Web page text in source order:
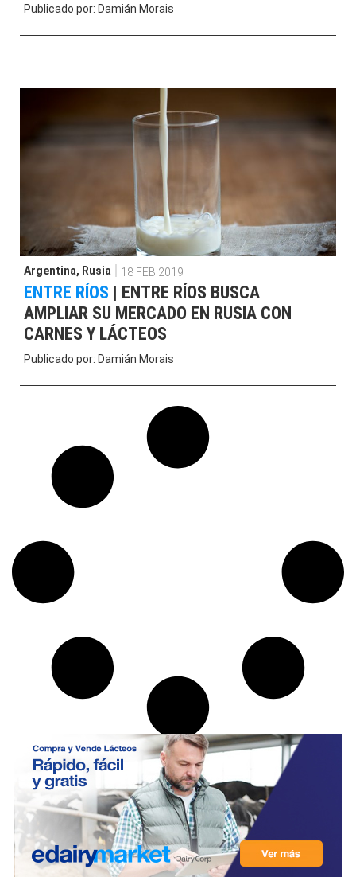
Publicado por: Damián Morais
Argentina, Rusia 18 FEB 2019
ENTRE RÍOS | ENTRE RÍOS BUSCA
AMPLIAR SU MERCADO EN RUSIA CON
CARNES Y LÁCTEOS
Publicado por: Damián Morais